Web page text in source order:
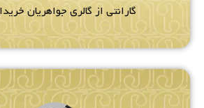
گارانتی از گالری جواهریان